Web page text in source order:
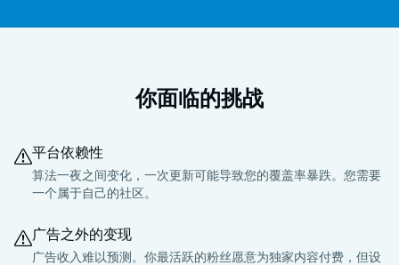
你面临的挑战
平台依赖性
算法一夜之间变化，一次更新可能导致您的覆盖率暴跌。您需要
一个属于自己的社区。
广告之外的变现
广告收入难以预测。你最活跃的粉丝愿意为独家内容付费，但设